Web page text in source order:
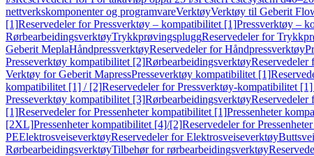
nettverkskomponenter og programvareVerktøyVerktøy til Geberit
[1]Reservedeler for Pressverktøy – kompatibilitet [1]Pressverktøy –
RørbearbeidingsverktøyTrykkprøvingspluggReservedeler for
Geberit MeplaHåndpressverktøyReservedeler for Håndpressverktøy
Presseverktøy kompatibilitet [2]RørbearbeidingsverktøyReservedeler
Verktøy for Geberit MapressPresseverktøy kompatibilitet [1]
kompatibilitet [1] / [2]Reservedeler for Pressverktøy-kompatibilitet
Presseverktøy kompatibilitet [3]RørbearbeidingsverktøyReservedeler
[1]Reservedeler for Pressenheter kompatibilitet [1]Pressenheter
[2XL]Pressenheter kompatibilitet [4]/[2]Reservedeler for
PEElektrosveiseverktøyReservedeler for Elektrosveiseverktøy
RørbearbeidingsverktøyTilbehør for rørbearbeidingsverktøy